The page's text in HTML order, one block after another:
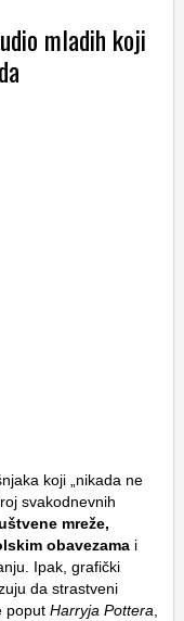
mladih koji
koji „nikada ne
svakodnevnih
mreže,
obavezama i
Ipak, grafički
da strastveni
poput Harryja Pottera